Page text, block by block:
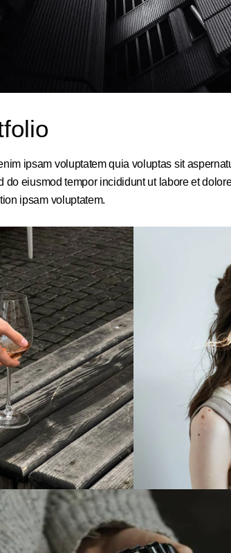
ipsam voluptatem quia voluptas sit
do eiusmod tempor incididunt ut labore et
ipsam voluptatem.